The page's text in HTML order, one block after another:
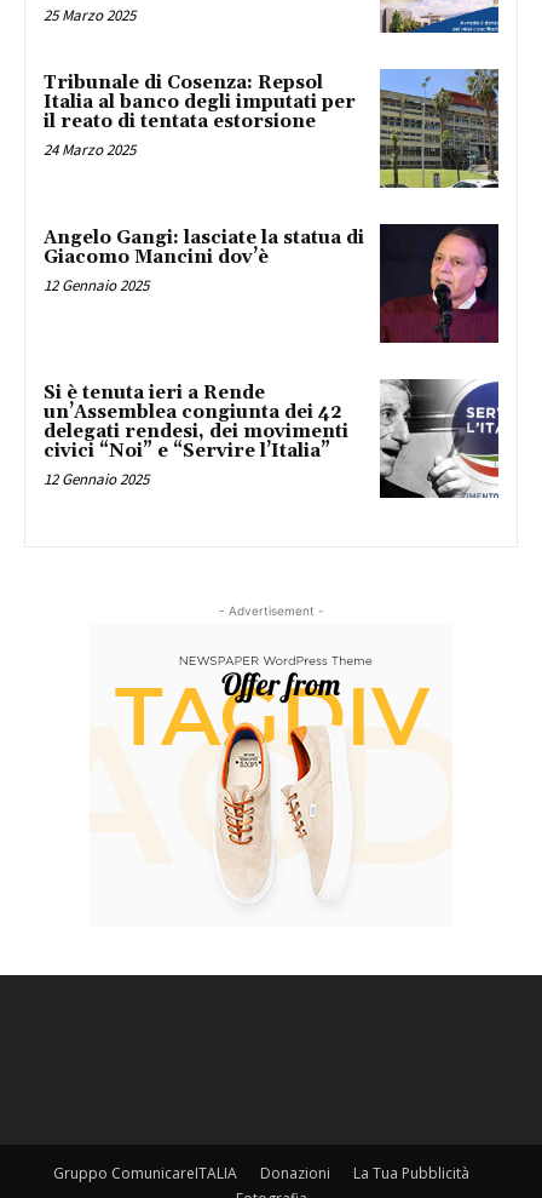
25 Marzo 2025
Tribunale di Cosenza: Repsol
Italia al banco degli imputati per
il reato di tentata estorsione
24 Marzo 2025
Angelo Gangi: lasciate la statua di
Giacomo Mancini dov’è
12 Gennaio 2025
Si è tenuta ieri a Rende
un’Assemblea congiunta dei 42
delegati rendesi, dei movimenti
civici “Noi” e “Servire l’Italia”
12 Gennaio 2025
- Advertisement -
Gruppo ComunicareITALIA Donazioni
La Tua Pubblicità